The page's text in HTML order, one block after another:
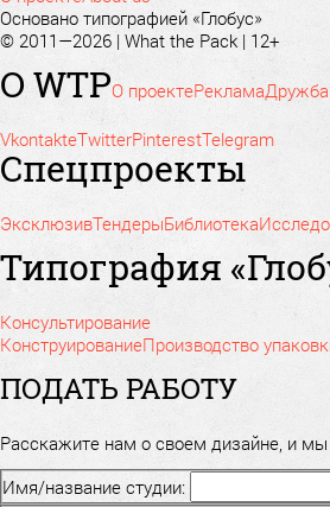
Основано типографией «Глобус»
© 2011—2026 | What the Pack | 12+
О WTPО проектеРекламаДружба
VkontakteTwitterPinterestTelegram
Спецпроекты
ЭксклюзивТендерыБиблиотека
Типография
Консультирование
КонструированиеПроизводство
ПОДАТЬ РАБОТУ
Расскажите нам о своем дизайне, и
Имя/название студии: